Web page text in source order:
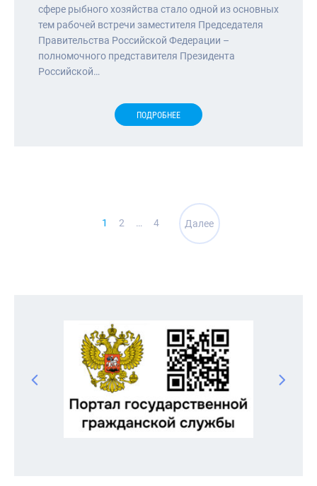
сфере рыбного хозяйства стало одной из основных
тем рабочей встречи заместителя Председателя
Правительства Российской Федерации –
полномочного представителя Президента
Российской…
ПОДРОБНЕЕ
Навигация
по
1 2 … 4 Далее